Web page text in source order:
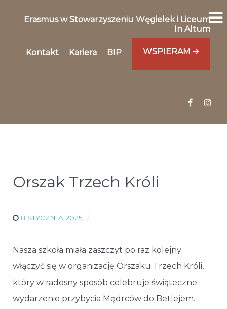
Erasmus w Stowarzyszeniu Węgielek i Liceum
In Altum
Kontakt Kariera BIP WSPIERAM 🡪
Orszak Trzech Króli
8 STYCZNIA 2025
Nasza szkoła miała zaszczyt po raz kolejny
włączyć się w organizację Orszaku Trzech Króli,
który w radosny sposób celebruje świąteczne
wydarzenie przybycia Mędrców do Betlejem.